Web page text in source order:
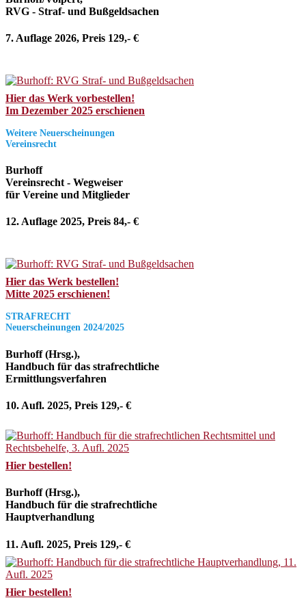
RVG - Straf- und Bußgeldsachen
7. Auflage 2026, Preis 129,- €
Hier das Werk vorbestellen!
Im Dezember 2025 erschienen
Weitere Neuerscheinungen
Vereinsrecht
Burhoff
Vereinsrecht - Wegweiser
für Vereine und Mitglieder
12. Auflage 2025, Preis 84,- €
Hier das Werk bestellen!
Mitte 2025 erschienen!
STRAFRECHT
Neuerscheinungen 2024/2025
Burhoff (Hrsg.),
Handbuch für das strafrechtliche
Ermittlungsverfahren
10. Aufl. 2025, Preis 129,- €
Hier bestellen!
Burhoff (Hrsg.),
Handbuch für die strafrechtliche
Hauptverhandlung
11. Aufl. 2025, Preis 129,- €
Hier bestellen!